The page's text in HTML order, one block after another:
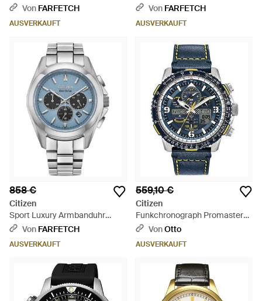
- Grau
Von FARFETCH
AUSVERKAUFT
42Mm - Grau
Von FARFETCH
AUSVERKAUFT
858 €
Citizen
Sport Luxury Armbanduhr
40,5Mm - Grau
Von FARFETCH
AUSVERKAUFT
559,10 €
Citizen
Funkchronograph Promaster
Skyhawk "Blue Angels" JY8078-
VonOtto
AUSVERKAUFT